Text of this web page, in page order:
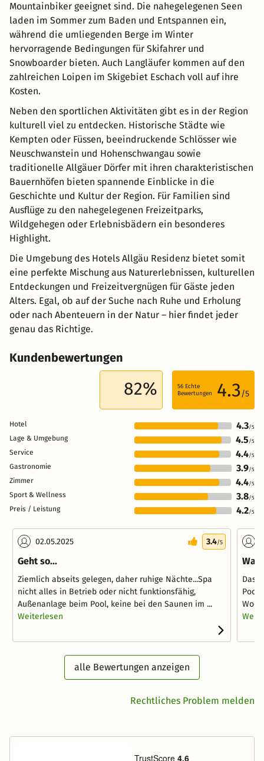
Mountainbiker geeignet sind. Die nahegelegenen Seen
laden im Sommer zum Baden und Entspannen ein,
während die umliegenden Berge im Winter
hervorragende Bedingungen für Skifahrer und
Snowboarder bieten. Auch Langläufer kommen auf den
zahlreichen Loipen im Skigebiet Eschach voll auf ihre
Kosten.
Neben den sportlichen Aktivitäten gibt es in der Region
kulturell viel zu entdecken. Historische Städte wie
Kempten oder Füssen, beeindruckende Schlösser wie
Neuschwanstein und Hohenschwangau sowie
traditionelle Allgäuer Dörfer mit ihren charakteristischen
Bauernhöfen bieten spannende Einblicke in die
Geschichte und Kultur der Region. Für Familien sind
Ausflüge zu den nahegelegenen Freizeitparks,
Wildgehegen oder Erlebnisbädern ein besonderes
Highlight.
Die Umgebung des Hotels Allgäu Residenz bietet somit
eine perfekte Mischung aus Naturerlebnissen, kulturellen
Entdeckungen und Freizeitvergnügen für Gäste jeden
Alters. Egal, ob auf der Suche nach Ruhe und Erholung
oder nach Abenteuern in der Natur – hier findet jeder
genau das Richtige.
Kundenbewertungen
82% 56 Echte
Bewertungen
4.3/5
Hotel 4.3/5
Lage & Umgebung 4.5 /5
Service 4.4/5
Gastronomie 3.9/5
Zimmer 4.4/5
Sport & Wellness 3.8/5
Preis / Leistung 4.2/5
02.05.2025 3.4/5
Geht so...
Ziemlich abseits gelegen, daher ruhige Nächte...Spa
nicht alles in Betrieb oder nicht funktionsfähig,
Außenanlage beim Pool, keine bei den Saunen im ...
Weiterlesen
War
Das
Pool
alle Bewertungen anzeigen
Rechtliches Problem melden